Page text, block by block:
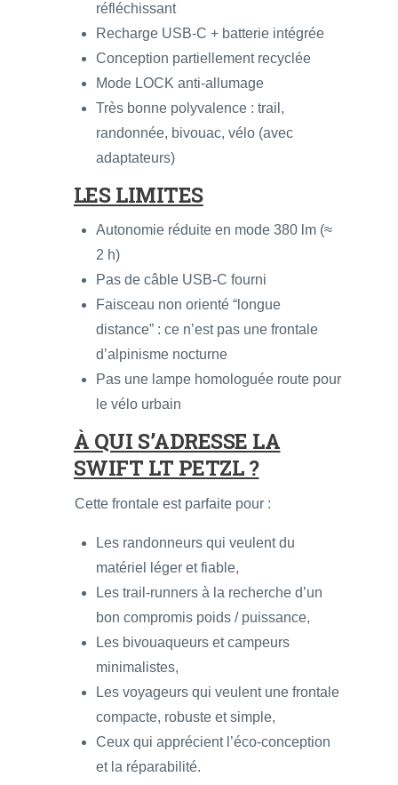
réfléchissant
Recharge USB-C + batterie intégrée
Conception partiellement recyclée
Mode LOCK anti-allumage
Très bonne polyvalence : trail,
randonnée, bivouac, vélo (avec
adaptateurs)
LES LIMITES
Autonomie réduite en mode 380 lm (≈
2 h)
Pas de câble USB-C fourni
Faisceau non orienté “longue
distance” : ce n’est pas une frontale
d’alpinisme nocturne
Pas une lampe homologuée route pour
le vélo urbain
À QUI S’ADRESSE LA
SWIFT LT PETZL ?
Cette frontale est parfaite pour :
Les randonneurs qui veulent du
matériel léger et fiable,
Les trail-runners à la recherche d’un
bon compromis poids / puissance,
Les bivouaqueurs et campeurs
minimalistes,
Les voyageurs qui veulent une frontale
compacte, robuste et simple,
Ceux qui apprécient l’éco-conception
et la réparabilité.